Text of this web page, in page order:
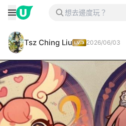
Tsz Ching Liu 2026/06/03